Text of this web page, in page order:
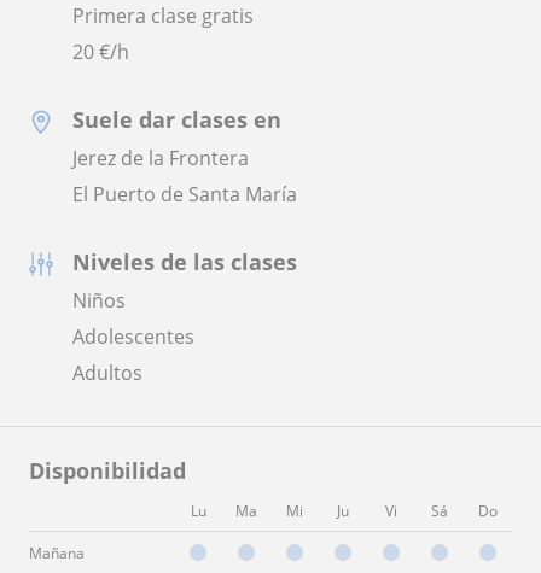
Primera clase gratis
20€/h
Suele dar clases en
Jerez de la Frontera
El Puerto de Santa María
Niveles de las clases
Niños
Adolescentes
Adultos
Disponibilidad
Lu Ma Mi Ju Vi Sá Do
Mañana